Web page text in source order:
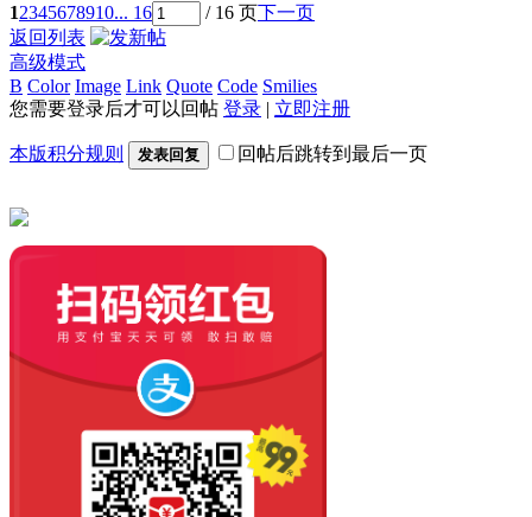
12345678910... 16 / 16 页下一页
返回列表
高级模式
B Color Image Link Quote Code Smilies
您需要登录后才可以回帖 登录 | 立即注册
本版积分规则 发表回复 回帖后跳转到最后一页